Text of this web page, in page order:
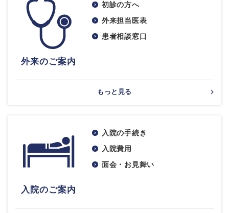
外来のご案内
初診の方へ
外来担当医表
患者相談窓口
もっと見る
入院のご案内
入院の手続き
入院費用
面会・お見舞い